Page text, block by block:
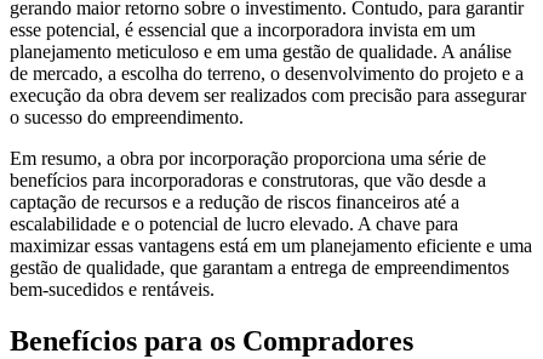
gerando maior retorno sobre o investimento. Contudo, para garantir
esse potencial, é essencial que a incorporadora invista em um
planejamento meticuloso e em uma gestão de qualidade. A análise
de mercado, a escolha do terreno, o desenvolvimento do projeto e a
execução da obra devem ser realizados com precisão para assegurar
o sucesso do empreendimento.
Em resumo, a obra por incorporação proporciona uma série de
benefícios para incorporadoras e construtoras, que vão desde a
captação de recursos e a redução de riscos financeiros até a
escalabilidade e o potencial de lucro elevado. A chave para
maximizar essas vantagens está em um planejamento eficiente e uma
gestão de qualidade, que garantam a entrega de empreendimentos
bem-sucedidos e rentáveis.
Benefícios para os Compradores